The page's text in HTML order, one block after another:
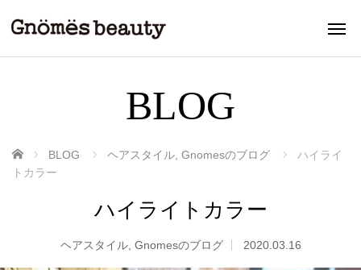
BLOG
ホーム BLOG ヘアスタイル Gnomesのブログ
ハイライ
トカラー
ハイライトカラー
ヘアスタイル, Gnomesのブログ 2020.03.16